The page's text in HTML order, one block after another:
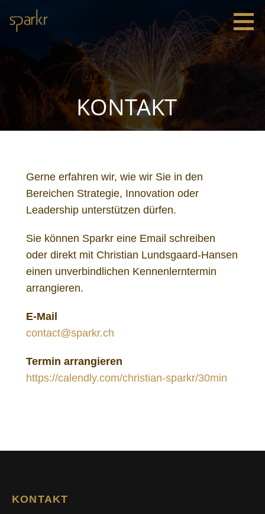
Inhalt
springen
Leadership
KONTAKT
Gerne erfahren wir, wie wir Sie in den
Bereichen Strategie, Innovation oder
Leadership unterstützen dürfen.
Sie können Sparkr eine Email schreiben
oder direkt mit Christian Lundsgaard-Hansen
einen unverbindlichen Kennenlerntermin
arrangieren.
E-Mail
contact@sparkr.ch
Termin arrangieren
https://calendly.com/christian-sparkr/30min
KONTAKT